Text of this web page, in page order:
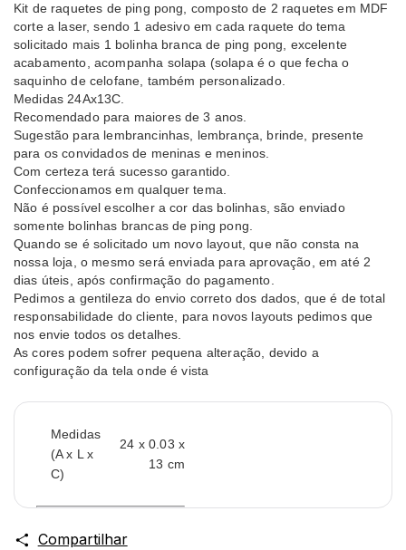
Kit de raquetes de ping pong, composto de 2 raquetes em MDF
corte a laser, sendo 1 adesivo em cada raquete do tema
solicitado mais 1 bolinha branca de ping pong, excelente
acabamento, acompanha solapa (solapa é o que fecha o
saquinho de celofane, também personalizado.
Medidas 24Ax13C.
Recomendado para maiores de 3 anos.
Sugestão para lembrancinhas, lembrança, brinde, presente
para os convidados de meninas e meninos.
Com certeza terá sucesso garantido.
Confeccionamos em qualquer tema.
Não é possível escolher a cor das bolinhas, são enviado
somente bolinhas brancas de ping pong.
Quando se é solicitado um novo layout, que não consta na
nossa loja, o mesmo será enviada para aprovação, em até 2
dias úteis, após confirmação do pagamento.
Pedimos a gentileza do envio correto dos dados, que é de total
responsabilidade do cliente, para novos layouts pedimos que
nos envie todos os detalhes.
As cores podem sofrer pequena alteração, devido a
configuração da tela onde é vista
Medidas
(A x L x
C)
24 x 0.03 x
13 cm
Compartilhar